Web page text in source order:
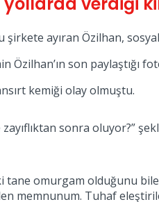
ayıran Özilhan,
Özilhan’ın son paylaştığı
kemiği olay olmuştu.
sonra oluyor?”
tane omurgam olduğunu
memnunum. Tuhaf